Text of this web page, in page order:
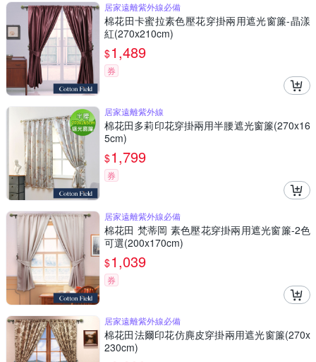
居家遠離紫外線必備
棉花田卡蜜拉素色壓花穿掛兩用遮光窗簾-晶漾
紅(270x210cm)
$1,489
券
居家遠離紫外線
棉花田多莉印花穿掛兩用半腰遮光窗簾(270x16
5cm)
$1,799
券
居家遠離紫外線必備
棉花田 梵蒂岡 素色壓花穿掛兩用遮光窗簾-2色
可選(200x170cm)
$1,039
券
居家遠離紫外線必備
棉花田法爾印花仿麂皮穿掛兩用遮光窗簾(270x
230cm)